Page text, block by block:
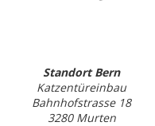
Standort Bern
Katzentüreinbau
Bahnhofstrasse 18
3280 Murten